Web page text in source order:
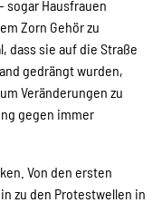
sogar Hausfrauen
Zorn Gehör zu
dass sie auf die Straße
gedrängt wurden,
Veränderungen zu
gegen immer
Von den ersten
zu den Protestwellen in